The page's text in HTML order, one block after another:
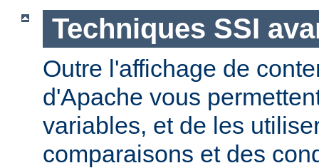
Techniques SSI
Outre l'affichage de
d'Apache vous
variables, et de les
comparaisons et des